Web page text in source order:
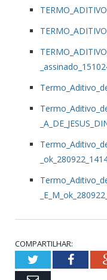
COMPARTILHAR:
Twitter